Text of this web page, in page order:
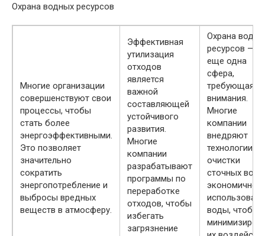
Охрана водных ресурсов
Многие организации
совершенствуют свои
процессы, чтобы
стать более
энергоэффективными.
Это позволяет
значительно
сократить
энергопотребление и
выбросы вредных
веществ в атмосферу.
Эффективная
утилизация
отходов
является
важной
составляющей
устойчивого
развития.
Многие
компании
разрабатывают
программы по
переработке
отходов, чтобы
избегать
загрязнение
Охрана
ресурсов —
еще одна
сфера,
требующая
внимания.
Многие
компании
внедряют
технологии
очистки
сточных вод
экономичное
воды, чтобы